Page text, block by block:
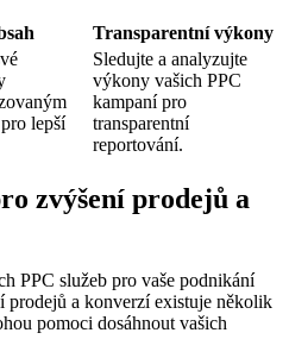
Transparentní výkony
lepší
Sledujte a analyzujte
výkony vašich PPC
kampaní pro
transparentní
reportování.
zvýšení prodejů a
PPC služeb pro vaše podnikání
prodejů a konverzí existuje několik
pomoci dosáhnout vašich